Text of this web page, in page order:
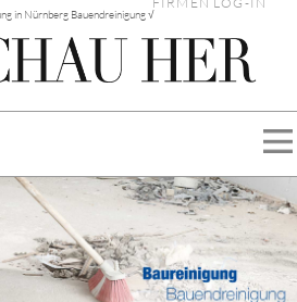
in Nürnberg Bauendreinigung √